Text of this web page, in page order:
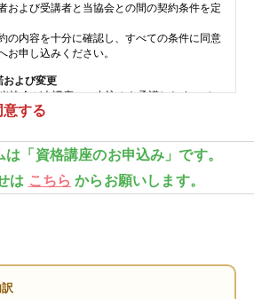
および受講者と当協会との間の契約条件を定
の内容を十分に確認し、すべての条件に同意
お申し込みください。
および変更
協会が本講座への申込みを承諾したすべての
」といいます）は、本規約の内容を承諾した
じて、受講者へ通知することにより、受講
ることなく、本規約を変更できるものとしま
知された後に受講者が本講座を受講した場
座、サポート、連絡および各種サービスは、
意する
「資格講座のお申込み」です。
は こちら からお願いします。